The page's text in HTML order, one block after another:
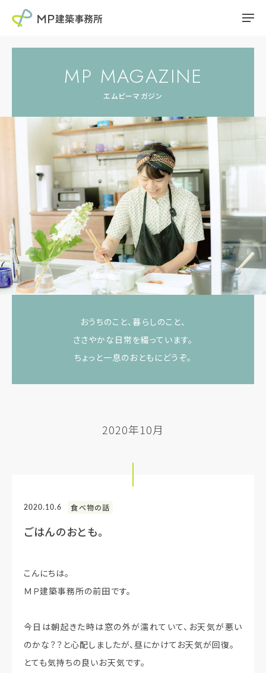
MP MAGAZINE
エムピーマガジン
おうちのこと、暮らしのこと、
ささやかな日常を綴っています。
ちょっと一息のおともにどうぞ。
2020年10月
2020.10.6 食べ物の話
ごはんのおとも。
こんにちは。
ＭＰ建築事務所の前田です。
今日は朝起きた時は窓の外が濡れていて、お天気が悪い
のかな？？と心配しましたが、昼にかけてお天気が回復。
とても気持ちの良いお天気です。